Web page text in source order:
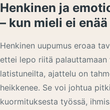
Henkinen ja
– kun mieli ei
Henkinen uupumus eroaa
ettei lepo riitä
latistuneilta, ajattelu on
heikkenee. Se voi johtua
kuormituksesta työssä,